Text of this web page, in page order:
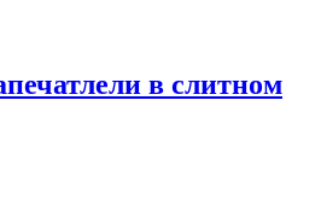
в слитном